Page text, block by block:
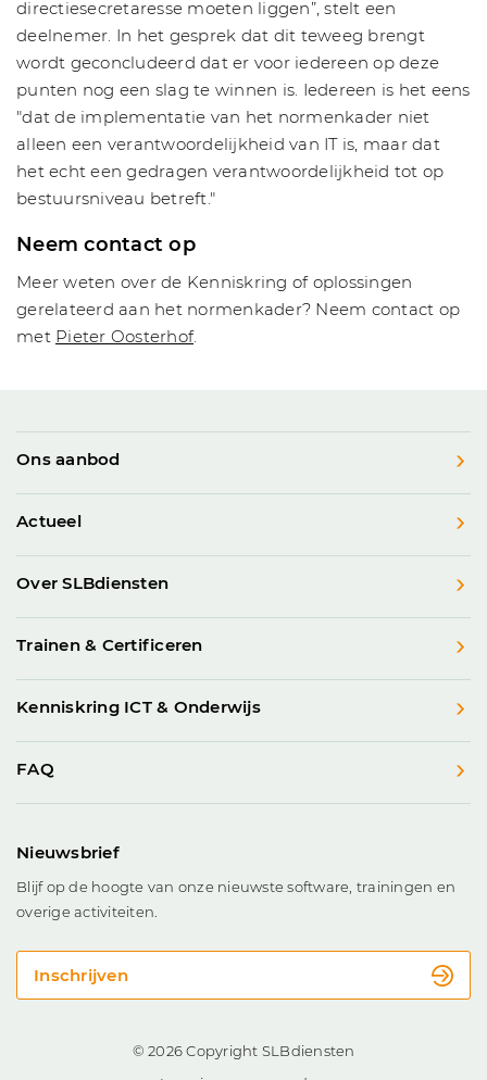
directiesecretaresse moeten liggen”, stelt een
deelnemer. In het gesprek dat dit teweeg brengt
wordt geconcludeerd dat er voor iedereen op deze
punten nog een slag te winnen is. Iedereen is het eens
"dat de implementatie van het normenkader niet
alleen een verantwoordelijkheid van IT is, maar dat
het echt een gedragen verantwoordelijkheid tot op
bestuursniveau betreft."
Neem contact op
Meer weten over de Kenniskring of oplossingen
gerelateerd aan het normenkader? Neem contact op
met Pieter Oosterhof.
Ons aanbod
Actueel
Over SLBdiensten
Trainen & Certificeren
Kenniskring ICT & Onderwijs
FAQ
Nieuwsbrief
Blijf op de hoogte van onze nieuwste software, trainingen en
overige activiteiten.
Inschrijven
© 2026 Copyright SLBdiensten